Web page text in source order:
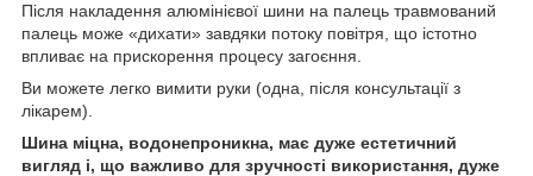
Після накладення алюмінієвої шини на палець травмований
палець може «дихати» завдяки потоку повітря, що істотно
впливає на прискорення процесу загоєння.
Ви можете легко вимити руки (одна, після консультації з
лікарем).
Шина міцна, водонепроникна, має дуже естетичний
вигляд і, що важливо для зручності використання, дуже